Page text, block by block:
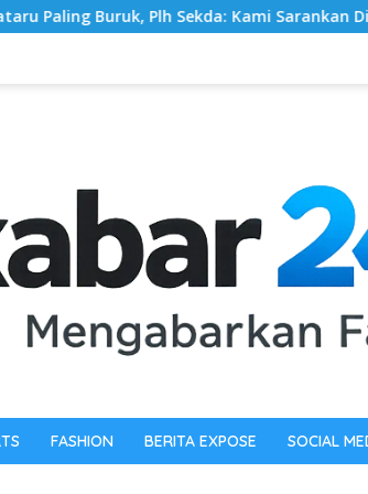
Kami Sarankan Dievaluasi
FASHION BERITA EXPOSE SOCIAL